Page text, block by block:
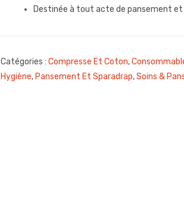
Destinée à tout acte de pansement et
Catégories : Compresse Et Coton,
Hygiène, Pansement Et Sparadrap,Soins &